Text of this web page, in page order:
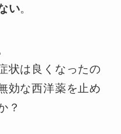
い。
状は良くなったの
効な西洋薬を止め
？